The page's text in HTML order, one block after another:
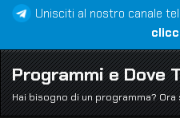
al
contenuto
Unisciti al nostro canale
Programmi e Dove
Hai bisogno di un programma?